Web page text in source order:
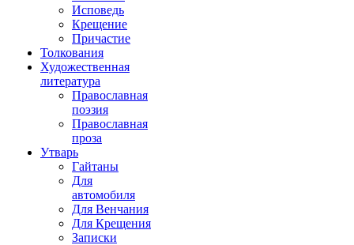
Исповедь
Крещение
Причастие
Толкования
Художественная
литература
Православная
поэзия
Православная
проза
Утварь
Гайтаны
Для
автомобиля
Для Венчания
Для Крещения
Записки